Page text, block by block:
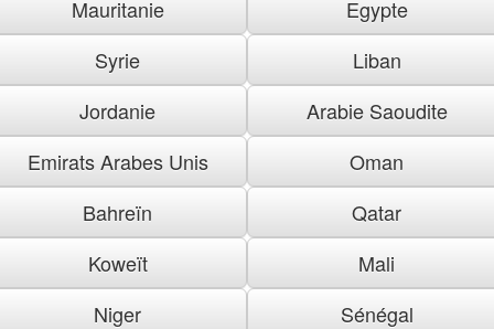
Mauritanie
Egypte
Syrie
Liban
Jordanie
Arabie Saoudite
Emirats Arabes Unis
Oman
Bahreïn
Qatar
Koweït
Mali
Niger
Sénégal